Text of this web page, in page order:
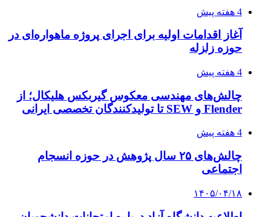
4 هفته پیش
آغاز اقدامات اولیه برای اجرای پروژه ماهواره‌ای در
حوزه زلزله
4 هفته پیش
چالش‌های مهندسی معکوس گیربکس هلیکال؛ از
Flender و SEW تا تولیدکنندگان تخصصی ایرانی
4 هفته پیش
چالش‌های ۲۵ سال پژوهش در حوزه انسجام
اجتماعی
۱۴۰۵/۰۴/۱۸